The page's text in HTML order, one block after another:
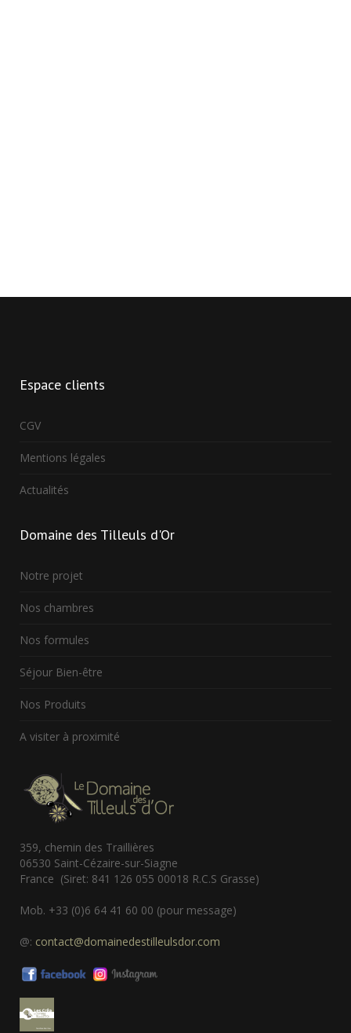
Espace clients
CGV
Mentions légales
Actualités
Domaine des Tilleuls d'Or
Notre projet
Nos chambres
Nos formules
Séjour Bien-être
Nos Produits
A visiter à proximité
359, chemin des Traillières
06530 Saint-Cézaire-sur-Siagne
France (Siret: 841 126 055 00018 R.C.S Grasse)
Mob. +33 (0)6 64 41 60 00 (pour message)
@: contact@domainedestilleulsdor.com